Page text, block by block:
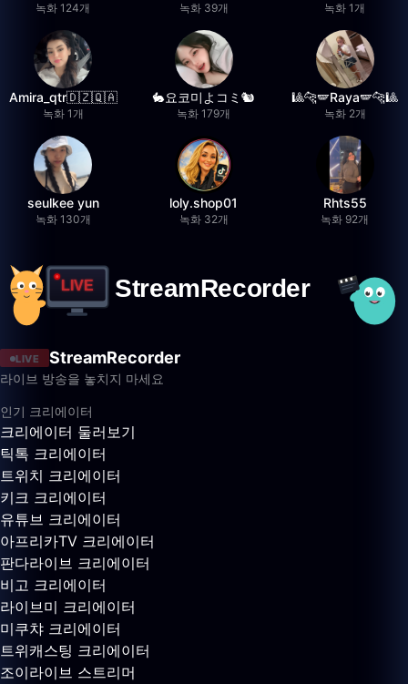
녹화 124개 녹화 39개 녹화 1개
Amira_qtr🇩🇿🇶🇦
녹화 1개
🐇요코미よコミ🐿
녹화 179개
🎱🐆🪽Raya🪽🐆🎱
녹화 2개
seulkee yun
녹화 130개
loly.shop01
녹화 32개
Rhts55
녹화 92개
LIVE StreamRecorder
라이브 방송을 놓치지 마세요
인기 크리에이터
크리에이터 둘러보기
틱톡 크리에이터
트위치 크리에이터
키크 크리에이터
유튜브 크리에이터
아프리카TV 크리에이터
판다라이브 크리에이터
비고 크리에이터
라이브미 크리에이터
미쿠챠 크리에이터
트위캐스팅 크리에이터
조이라이브 스트리머